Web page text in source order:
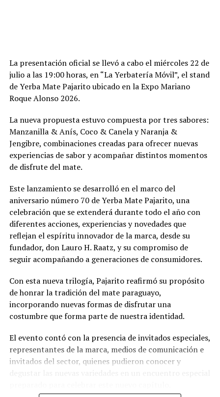
La presentación oficial se llevó a cabo el miércoles 22 de
julio a las 19:00 horas, en “La Yerbatería Móvil”, el stand
de Yerba Mate Pajarito ubicado en la Expo Mariano
Roque Alonso 2026.
La nueva propuesta estuvo compuesta por tres sabores:
Manzanilla & Anís, Coco & Canela y Naranja &
Jengibre, combinaciones creadas para ofrecer nuevas
experiencias de sabor y acompañar distintos momentos
de disfrute del mate.
Este lanzamiento se desarrolló en el marco del
aniversario número 70 de Yerba Mate Pajarito, una
celebración que se extenderá durante todo el año con
diferentes acciones, experiencias y novedades que
reflejan el espíritu innovador de la marca, desde su
fundador, don Lauro H. Raatz, y su compromiso de
seguir acompañando a generaciones de consumidores.
Con esta nueva trilogía, Pajarito reafirmó su propósito
de honrar la tradición del mate paraguayo,
incorporando nuevas formas de disfrutar una
costumbre que forma parte de nuestra identidad.
El evento contó con la presencia de invitados especiales,
representantes de la marca, medios de comunicación e
invitados del sector, quienes pudieron conocer y